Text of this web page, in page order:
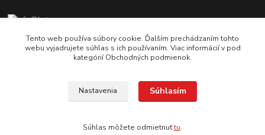
+421 902 212 007
od 8:00 - do 16:00 hod
Copyright © 2017-2027 MACSHOP.SK, všetky práva vyhradené..
Tento web používa súbory cookie. Ďalším prechádzaním tohto
webu vyjadrujete súhlas s ich používaním. Viac informácií v pod
kategórií Obchodných podmienok.
Nastavenia Súhlasím
Súhlas môžete odmietnuťtu.